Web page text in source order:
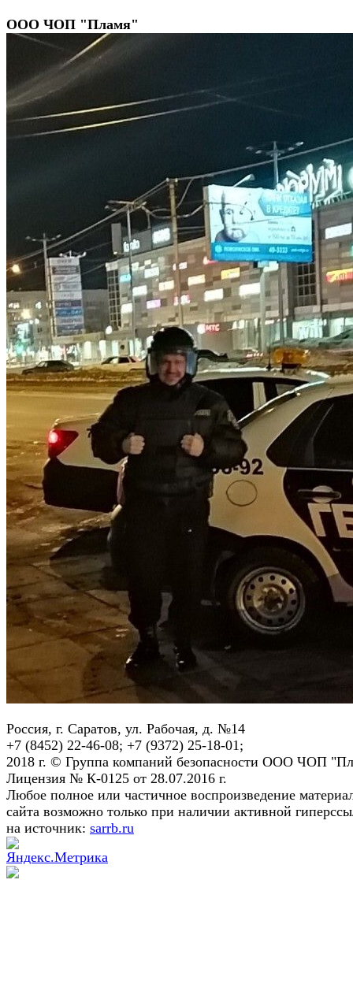
ООО ЧОП "Пламя"
Россия, г. Саратов, ул. Рабочая, д. №14
+7 (8452) 22-46-08; +7 (9372) 25-18-01;
2018 г. © Группа компаний безопасности ООО ЧОП
Лицензия № К-0125 от 28.07.2016 г.
Любое полное или частичное воспроизведение
сайта возможно только при наличии активной
на источник: sarrb.ru